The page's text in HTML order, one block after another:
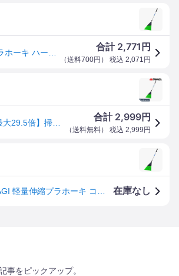
合計 2,771 円
（送料700円 ） 税込 2,071 円
合計 2,999円
（送料無料） 税込 2,999 円
在庫なし
事をピックアップ。